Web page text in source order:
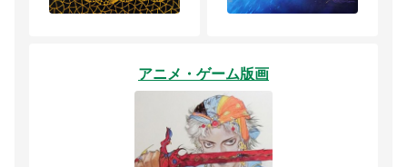
アニメ・ゲーム版画